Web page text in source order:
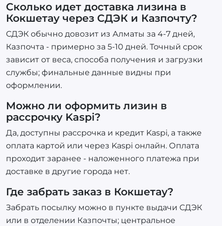
Сколько идет доставка лизина в
Кокшетау через СДЭК и Казпочту?
СДЭК обычно довозит из Алматы за 4-7 дней,
Казпочта - примерно за 5-10 дней. Точный срок
зависит от веса, способа получения и загрузки
службы; финальные данные видны при
оформлении.
Можно ли оформить лизин в
рассрочку Kaspi?
Да, доступны рассрочка и кредит Kaspi, а также
оплата картой или через Kaspi онлайн. Оплата
проходит заранее - наложенного платежа при
доставке в другие города нет.
Где забрать заказ в Кокшетау?
Забрать посылку можно в пункте выдачи СДЭК
или в отделении Казпочты; центральное